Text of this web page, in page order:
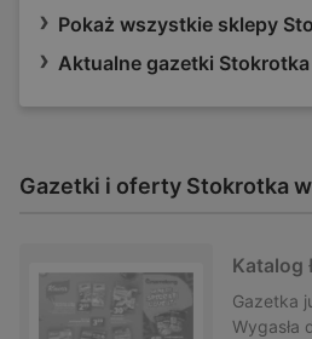
Pokaż wszystkie sklepy
Aktualne gazetki Stokrotka
Gazetki i oferty Stokrotka
Katalog
Gazetka
Wygasła